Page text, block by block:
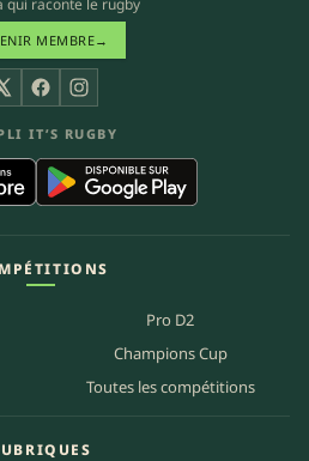
MEMBRE→
X FacebookInstagram
IT’S RUGBY
Pro D2
Champions Cup
Toutes les compétitions